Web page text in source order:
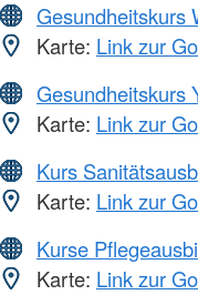
Gesundheitskurs
Karte: Link zur
Gesundheitskurs
Karte: Link zur
Kurs
Karte: Link zur
Kurse
Karte: Link zur